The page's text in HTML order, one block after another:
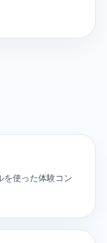
を使った体験コン